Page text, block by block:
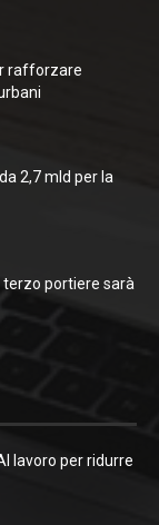
rafforzare
2,7 mld per la
terzo portiere sarà
lavoro per ridurre